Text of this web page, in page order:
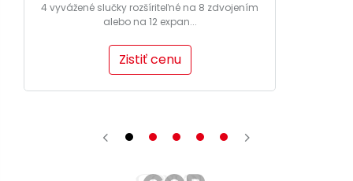
4 vyvážené slučky rozšíriteľné na 8 zdvojením
alebo na 12 expan...
Zistiť cenu